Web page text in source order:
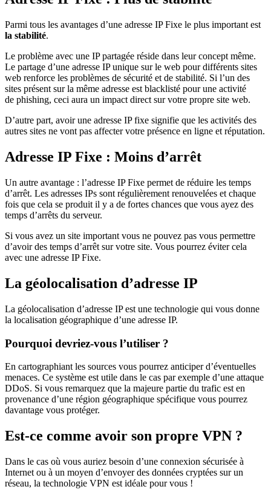
Parmi tous les avantages d’une adresse IP Fixe le plus important est
la stabilité.
Le problème avec une IP partagée réside dans leur concept même.
Le partage d’une adresse IP unique sur le web pour différents sites
web renforce les problèmes de sécurité et de stabilité. Si l’un des
sites présent sur la même adresse est blacklisté pour une activité
de phishing, ceci aura un impact direct sur votre propre site web.
D’autre part, avoir une adresse IP fixe signifie que les activités des
autres sites ne vont pas affecter votre présence en ligne et réputation.
Adresse IP Fixe : Moins d’arrêt
Un autre avantage : l’adresse IP Fixe permet de réduire les temps
d’arrêt. Les adresses IPs sont régulièrement renouvelées et chaque
fois que cela se produit il y a de fortes chances que vous ayez des
temps d’arrêts du serveur.
Si vous avez un site important vous ne pouvez pas vous permettre
d’avoir des temps d’arrêt sur votre site. Vous pourrez éviter cela
avec une adresse IP Fixe.
La géolocalisation d’adresse IP
La géolocalisation d’adresse IP est une technologie qui vous donne
la localisation géographique d’une adresse IP.
Pourquoi devriez-vous l’utiliser ?
En cartographiant les sources vous pourrez anticiper d’éventuelles
menaces. Ce système est utile dans le cas par exemple d’une attaque
DDoS. Si vous remarquez que la majeure partie du trafic est en
provenance d’une région géographique spécifique vous pourrez
davantage vous protéger.
Est-ce comme avoir son propre VPN ?
Dans le cas où vous auriez besoin d’une connexion sécurisée à
Internet ou à un moyen d’envoyer des données cryptées sur un
réseau, la technologie VPN est idéale pour vous !